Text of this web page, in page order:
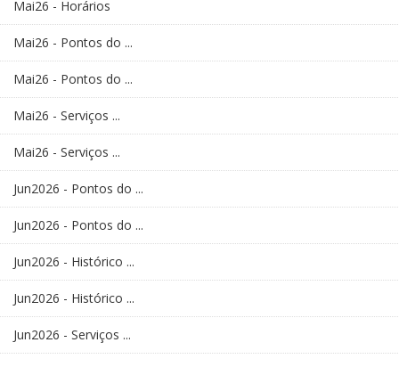
Mai26 - Horários
Mai26 - Pontos do ...
Mai26 - Pontos do ...
Mai26 - Serviços ...
Mai26 - Serviços ...
Jun2026 - Pontos do ...
Jun2026 - Pontos do ...
Jun2026 - Histórico ...
Jun2026 - Histórico ...
Jun2026 - Serviços ...